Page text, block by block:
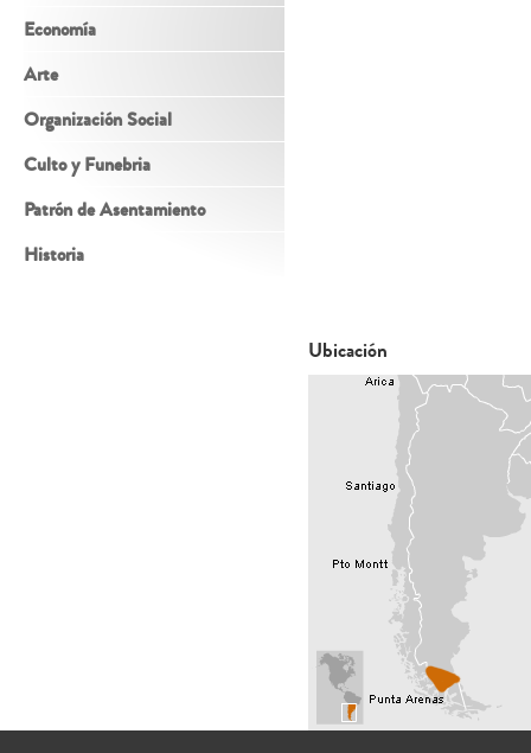
Economía
Arte
Organización Social
Culto y Funebria
Patrón de Asentamiento
Historia
Ubicación